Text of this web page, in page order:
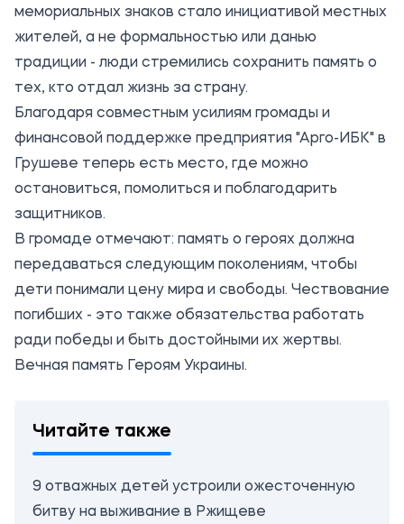
мемориальных знаков стало инициативой местных
жителей, а не формальностью или данью
традиции - люди стремились сохранить память о
тех, кто отдал жизнь за страну.
Благодаря совместным усилиям громады и
финансовой поддержке предприятия "Арго-ИБК" в
Грушеве теперь есть место, где можно
остановиться, помолиться и поблагодарить
защитников.
В громаде отмечают: память о героях должна
передаваться следующим поколениям, чтобы
дети понимали цену мира и свободы. Чествование
погибших - это также обязательства работать
ради победы и быть достойными их жертвы.
Вечная память Героям Украины.
Читайте также
9 отважных детей устроили ожесточенную
битву на выживание в Ржищеве